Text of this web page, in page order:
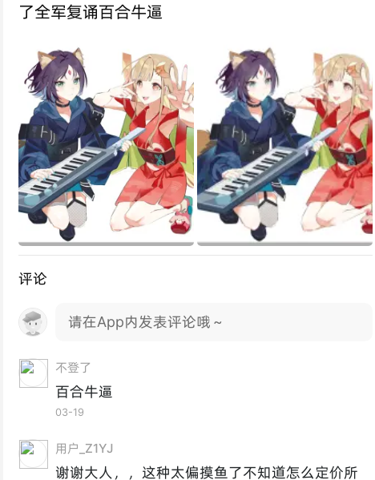
了全军复诵百合牛逼
评论
请在App内发表评论哦～
不登了
百合牛逼
03-19
用户_Z1YJ
谢谢大人，，这种太偏摸鱼了不知道怎么定价所